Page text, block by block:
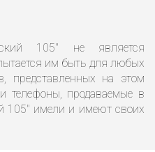
105" не является
им быть для любых
представленных на этом
телефоны, продаваемые в
105" имели и имеют своих